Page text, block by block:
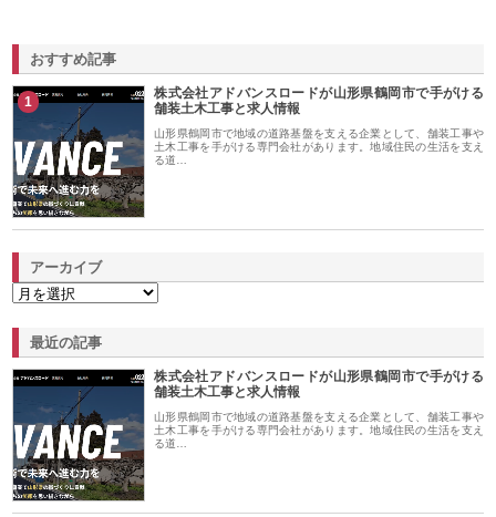
おすすめ記事
1
株式会社アドバンスロードが山形県鶴岡市で手がける
舗装土木工事と求人情報
山形県鶴岡市で地域の道路基盤を支える企業として、舗装工事や
土木工事を手がける専門会社があります。地域住民の生活を支え
る道…
アーカイブ
最近の記事
株式会社アドバンスロードが山形県鶴岡市で手がける
舗装土木工事と求人情報
山形県鶴岡市で地域の道路基盤を支える企業として、舗装工事や
土木工事を手がける専門会社があります。地域住民の生活を支え
る道…